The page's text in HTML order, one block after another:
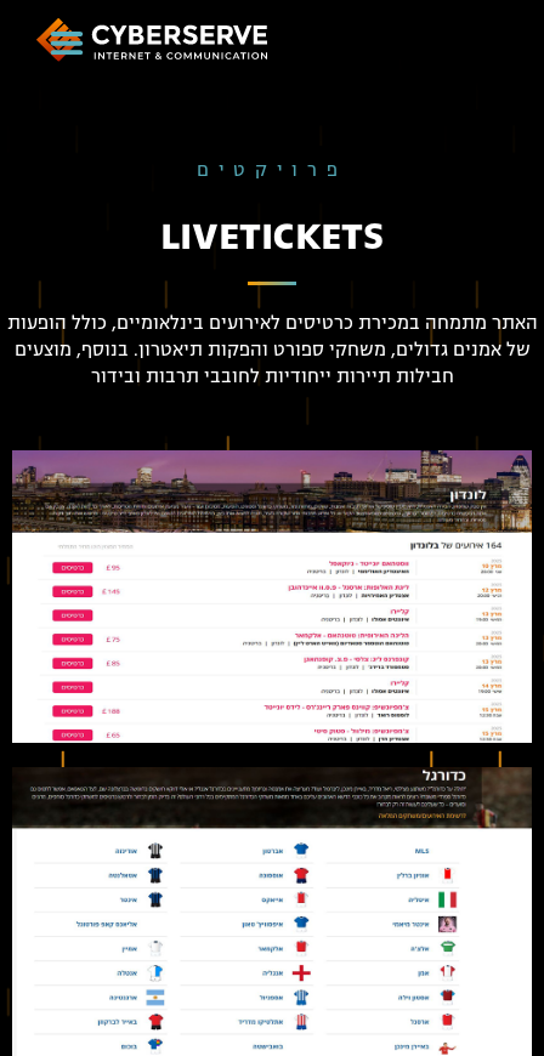
פרויקטים
LIVETICKETS
האתר מתמחה במכירת כרטיסים לאירועים בינלאומיים, כולל הופעות
של אמנים גדולים, משחקי ספורט והפקות תיאטרון. בנוסף, מוצעים
חבילות תיירות ייחודיות לחובבי תרבות ובידור